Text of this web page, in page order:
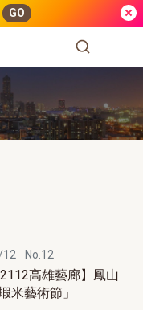
GO
12 No.12
高雄藝廊】鳳山
米藝術節」